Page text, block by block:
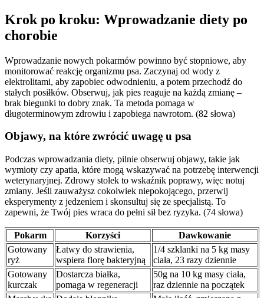
Krok po kroku: Wprowadzanie diety po
chorobie
Wprowadzanie nowych pokarmów powinno być stopniowe, aby
monitorować reakcję organizmu psa. Zaczynaj od wody z
elektrolitami, aby zapobiec odwodnieniu, a potem przechodź do
stałych posiłków. Obserwuj, jak pies reaguje na każdą zmianę –
brak biegunki to dobry znak. Ta metoda pomaga w
długoterminowym zdrowiu i zapobiega nawrotom. (82 słowa)
Objawy, na które zwrócić uwagę u psa
Podczas wprowadzania diety, pilnie obserwuj objawy, takie jak
wymioty czy apatia, które mogą wskazywać na potrzebę interwencji
weterynaryjnej. Zdrowy stolek to wskaźnik poprawy, więc notuj
zmiany. Jeśli zauważysz cokolwiek niepokojącego, przerwij
eksperymenty z jedzeniem i skonsultuj się ze specjalistą. To
zapewni, że Twój pies wraca do pełni sił bez ryzyka. (74 słowa)
Pokarm Korzyści
Dawkowanie
Gotowany
ryż
Łatwy do strawienia,
wspiera florę bakteryjną
1/4 szklanki na 5 kg masy
ciała, 23 razy dziennie
Gotowany
kurczak
Dostarcza białka,
pomaga w regeneracji
50g na 10 kg masy ciała,
raz dziennie na początek